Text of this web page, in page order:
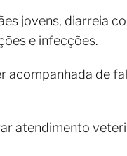
jovens, diarreia
e infecções.
acompanhada de
atendimento